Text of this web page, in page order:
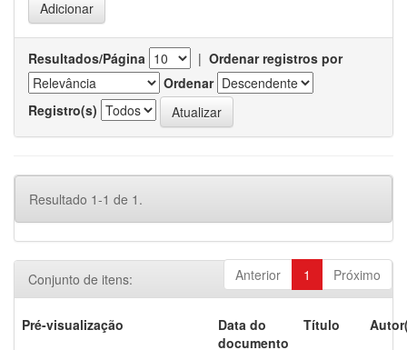
Resultados/Página | Ordenar registros por
Ordenar
Registro(s)
Resultado 1-1 de 1.
Anterior 1 Próximo
Conjunto de itens:
Pré-visualização
Data do
documento
Título